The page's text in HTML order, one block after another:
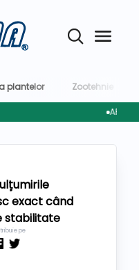
plantelor
Zootehnie
AFIR
exact când
stabilitate
pe